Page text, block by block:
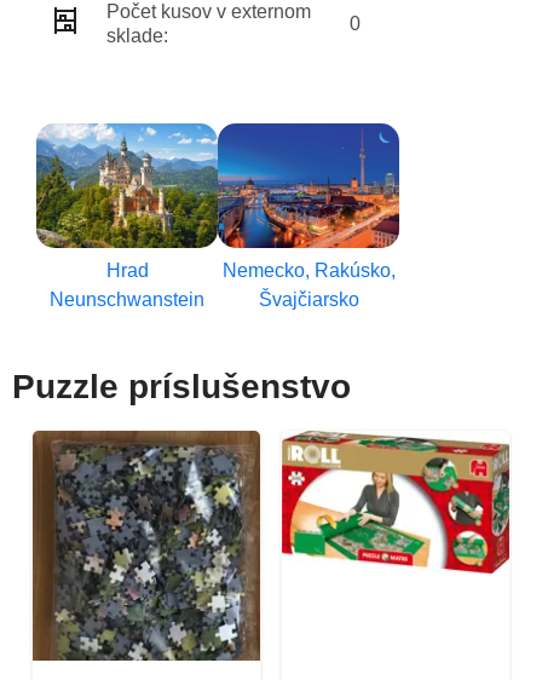
Počet kusov v externom
sklade:
0
Hrad
Neunschwanstein
Nemecko, Rakúsko,
Švajčiarsko
Puzzle príslušenstvo